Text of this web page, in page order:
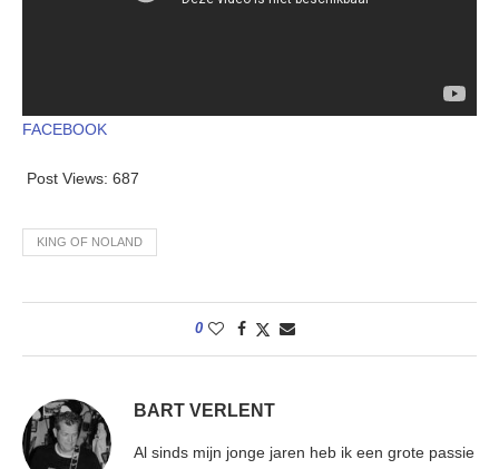
FACEBOOK
Post Views: 687
KING OF NOLAND
0
BART VERLENT
Al sinds mijn jonge jaren heb ik een grote passie